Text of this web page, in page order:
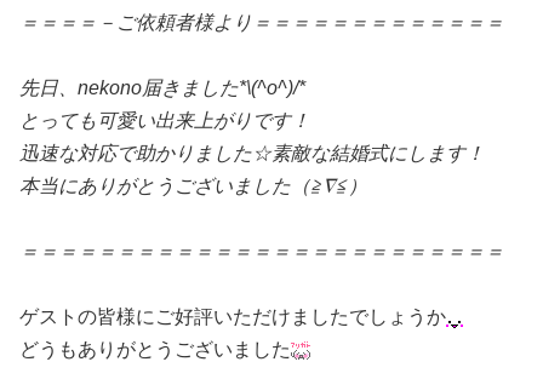
＝＝＝＝－ご依頼者様より＝＝＝＝＝＝＝＝＝＝＝＝＝
先日、nekono届きました*\(^o^)/*
とっても可愛い出来上がりです！
迅速な対応で助かりました☆素敵な結婚式にします！
本当にありがとうございました（≧∇≦）
＝＝＝＝＝＝＝＝＝＝＝＝＝＝＝＝＝＝＝＝＝＝＝＝＝
ゲストの皆様にご好評いただけましたでしょうか
どうもありがとうございました